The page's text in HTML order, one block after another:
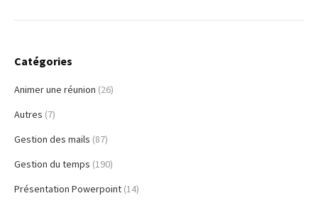
Catégories
Animer une réunion (26)
Autres (7)
Gestion des mails (87)
Gestion du temps (190)
Présentation Powerpoint (14)